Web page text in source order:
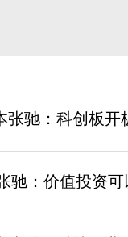
张驰：科创板
驰：价值投资